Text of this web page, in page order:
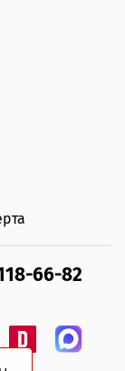
66-82